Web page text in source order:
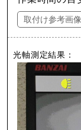
取付け参考画像